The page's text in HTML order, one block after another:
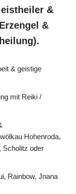
&
&
& geistige
mit Reiki /
Hohenroda,
Scholitz oder
Rainbow, Jnana